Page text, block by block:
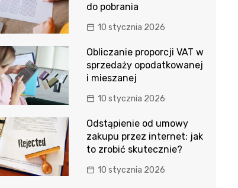
do pobrania
10 stycznia 2026
Obliczanie proporcji VAT w
sprzedaży opodatkowanej
i mieszanej
10 stycznia 2026
Odstąpienie od umowy
zakupu przez internet: jak
to zrobić skutecznie?
10 stycznia 2026